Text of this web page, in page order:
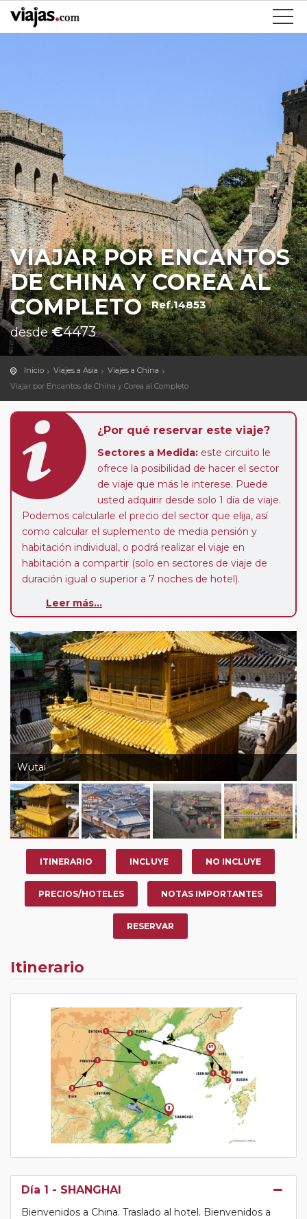
VIAJAR POR ENCANTOS
DE CHINA Y COREA AL
COMPLETO Ref.14853
desde€4473
Inicio Viajes a Asia
Viajes a China
Viajar por Encantos de China y Corea al Completo
¿Por qué reservar este viaje?
Sectores a Medida: este circuito le
ofrece la posibilidad de hacer el sector
de viaje que más le interese. Puede
usted adquirir desde solo 1 día de viaje.
Podemos calcularle el precio del sector que elija, así
como calcular el suplemento de media pensión y
habitación individual, o podrá realizar el viaje en
habitación a compartir (solo en sectores de viaje de
duración igual o superior a 7 noches de hotel).
año, ofrece a los pasajeros que ya hayan viajado con
nuestro Club de Pasajeros (cuya obtención se realiza
tras rellenar el cuestionario de satisfacción en "Mi viaje")
o los que estén en luna de miel contarán con un
descuento del 5%.
Leer más...
Wutai
ITINERARIO INCLUYE NO INCLUYE
PRECIOS/HOTELES NOTAS IMPORTANTES
RESERVAR
Itinerario
Día 1 - SHANGHAI
Bienvenidos a China. Traslado al hotel. Bienvenidos a